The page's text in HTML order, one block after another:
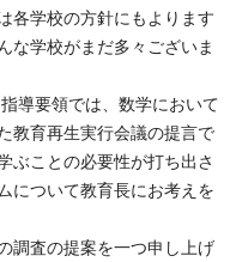
各学校の方針にもよります
な学校がまだ多々ございま
導要領では、数学において
教育再生実行会議の提言で
ぶことの必要性が打ち出さ
について教育長にお考えを
調査の提案を一つ申し上げ